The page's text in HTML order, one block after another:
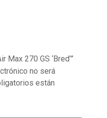
Max 270 GS ‘Bred’”
no será
están